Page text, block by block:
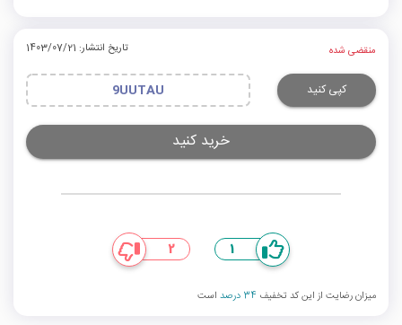
منقضی شده تاریخ انتشار: 1403/07/21
کپی کنید 9UUTAU
خرید کنید
1
2
میزان رضایت از این کد تخفیف 34 درصد است